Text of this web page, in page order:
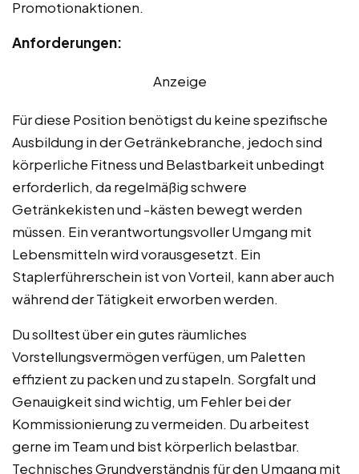
Promotionaktionen.
Anforderungen:
Anzeige
Für diese Position benötigst du keine spezifische
Ausbildung in der Getränkebranche, jedoch sind
körperliche Fitness und Belastbarkeit unbedingt
erforderlich, da regelmäßig schwere
Getränkekisten und -kästen bewegt werden
müssen. Ein verantwortungsvoller Umgang mit
Lebensmitteln wird vorausgesetzt. Ein
Staplerführerschein ist von Vorteil, kann aber auch
während der Tätigkeit erworben werden.
Du solltest über ein gutes räumliches
Vorstellungsvermögen verfügen, um Paletten
effizient zu packen und zu stapeln. Sorgfalt und
Genauigkeit sind wichtig, um Fehler bei der
Kommissionierung zu vermeiden. Du arbeitest
gerne im Team und bist körperlich belastbar.
Technisches Grundverständnis für den Umgang mit